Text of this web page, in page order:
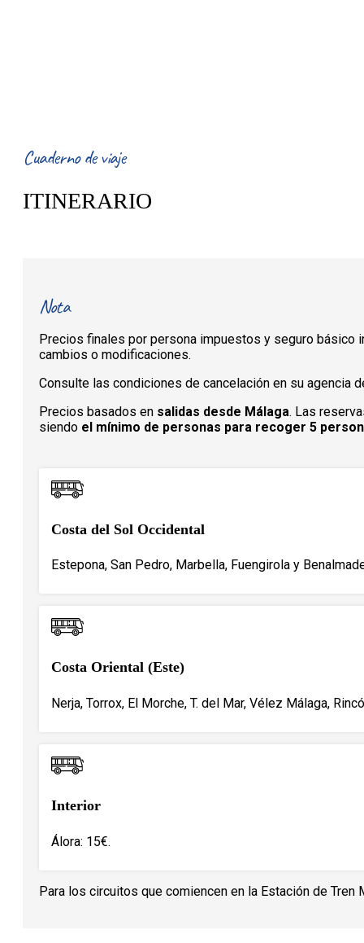
Cuaderno de viaje
ITINERARIO
Nota
Precios finales por persona impuestos y seguro básico
cambios o modificaciones.
Consulte las condiciones de cancelación en su agencia
Precios basados en salidas desde Málaga. Las
siendo el mínimo de personas para recoger 5
Costa del Sol Occidental
Estepona, San Pedro, Marbella, Fuengirola y
Costa Oriental (Este)
Nerja, Torrox, El Morche, T. del Mar, Vélez Málaga,
Interior
Álora: 15€.
Para los circuitos que comiencen en la Estación de